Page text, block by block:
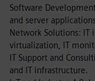
Software
and server
Network Solutions: IT
virtualization, IT
IT Support and
and IT infrastructure.